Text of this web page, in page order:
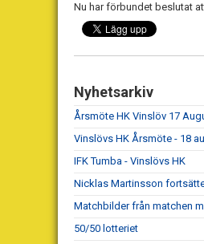
Nu har förbundet beslutat
Nyhetsarkiv
Årsmöte HK Vinslöv 17
Vinslövs HK Årsmöte - 18
IFK Tumba - Vinslövs HK
Nicklas Martinsson
Matchbilder från matchen
50/50 lotteriet